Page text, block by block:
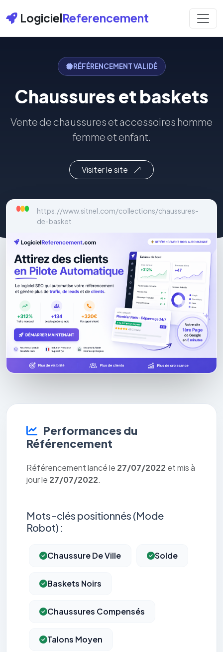
LogicielReferencement
RÉFÉRENCEMENT VALIDÉ
Chaussures et baskets
Vente de chaussures et accessoires homme
femme et enfant.
Visiter le site
https://www.sitnel.com/collections/chaussures-
de-basket
Performances du
Référencement
Référencement lancé le 27/07/2022 et mis à
jour le 27/07/2022.
Mots-clés positionnés (Mode
Robot) :
Chaussure De Ville Solde
Baskets Noirs
Chaussures Compensés
Talons Moyen